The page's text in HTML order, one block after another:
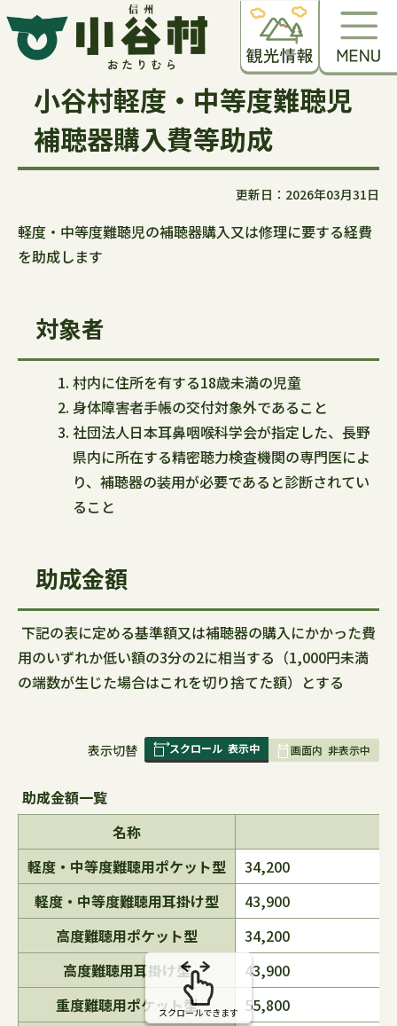
小谷村軽度・中等度難聴児
補聴器購入費等助成
更新日：2026年03月31日
軽度・中等度難聴児の補聴器購入又は修理に要する経費
を助成します
対象者
村内に住所を有する18歳未満の児童
身体障害者手帳の交付対象外であること
社団法人日本耳鼻咽喉科学会が指定した、長野
県内に所在する精密聴力検査機関の専門医によ
り、補聴器の装用が必要であると診断されてい
ること
助成金額
下記の表に定める基準額又は補聴器の購入にかかった費
用のいずれか低い額の3分の2に相当する（1,000円未満
の端数が生じた場合はこれを切り捨てた額）とする
表
み
の
表示切替 スクロール 表示中 画面内 非表示中
助成金額一覧
名称
軽度・中等度難聴用ポケット型
34,200
軽度・中等度難聴用耳掛け型
43,900
高度難聴用ポケット型
34,200
高度難聴用耳掛け型
43,900
重度難聴用ポケット型
55,800
スクロールできます